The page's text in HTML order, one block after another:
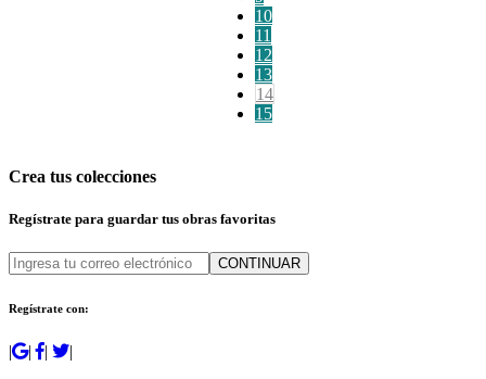
10
11
12
13
14
15
Crea tus colecciones
Regístrate para guardar tus obras favoritas
CONTINUAR
Regístrate con:
| | | |